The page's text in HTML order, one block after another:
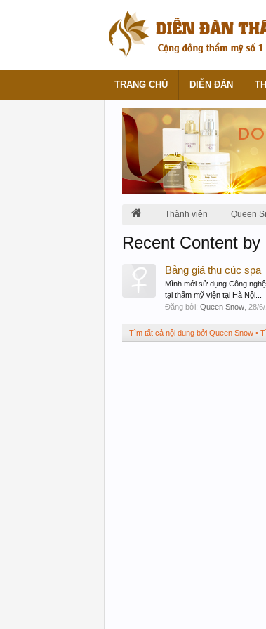
Thành viên Queen
Recent Content
Bảng giá thu cúc spa
Mình mới sử dụng Công
tại thẩm mỹ viện tại Hà Nội...
Đăng bởi: Queen Snow 28/
Tìm tất cả nội dung bởi Queen Snow
TRANG CHỦ DIỄN ĐÀN